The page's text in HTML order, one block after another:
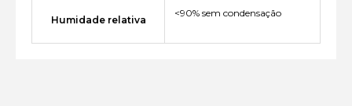
Humidade relativa
<90% sem condensação